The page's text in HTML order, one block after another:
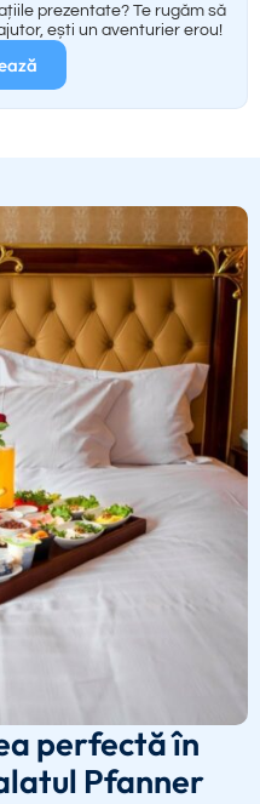
prezentate? Te rugăm să
ești un aventurier erou!
perfectă în
Pfanner